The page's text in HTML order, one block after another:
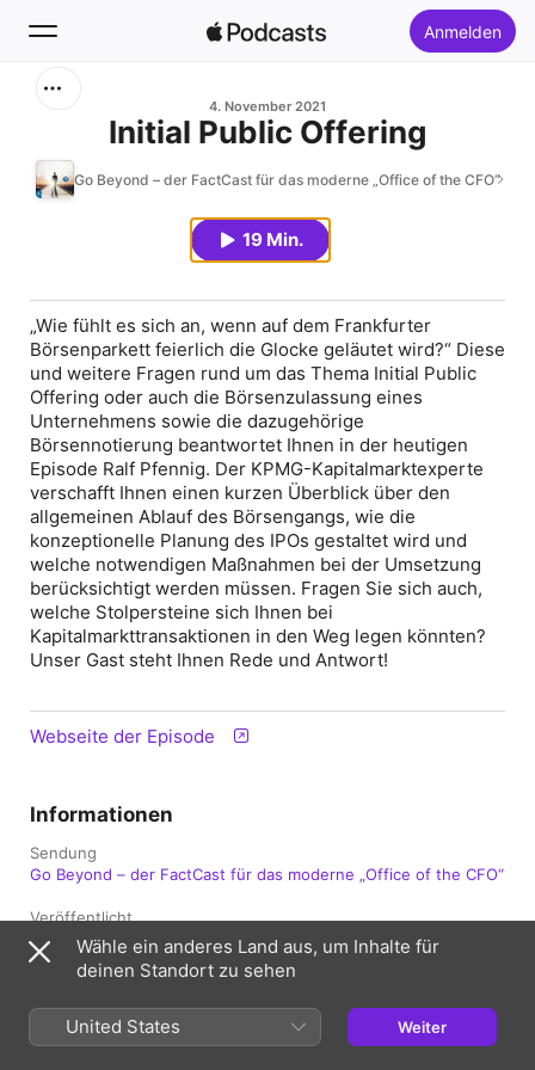
Anmelden
Startseite
4. November 2021
Initial Public Offering
Go Beyond – der FactCast für das moderne „Office of the CFO“
19 Min.
„Wie fühlt es sich an, wenn auf dem Frankfurter
Börsenparkett feierlich die Glocke geläutet wird?“ Diese
und weitere Fragen rund um das Thema Initial Public
Offering oder auch die Börsenzulassung eines
Unternehmens sowie die dazugehörige
Börsennotierung beantwortet Ihnen in der heutigen
Episode Ralf Pfennig. Der KPMG-Kapitalmarktexperte
verschafft Ihnen einen kurzen Überblick über den
allgemeinen Ablauf des Börsengangs, wie die
konzeptionelle Planung des IPOs gestaltet wird und
welche notwendigen Maßnahmen bei der Umsetzung
berücksichtigt werden müssen. Fragen Sie sich auch,
welche Stolpersteine sich Ihnen bei
Kapitalmarkttransaktionen in den Weg legen könnten?
Unser Gast steht Ihnen Rede und Antwort!
Webseite der Episode
Informationen
Sendung
Go Beyond – der FactCast für das moderne „Office of the CFO“
Veröffentlicht
4. November 2021 um 10:00 UTC
Bewertung
Wähle ein anderes Land aus, um Inhalte für
deinen Standort zu sehen
United States Weiter